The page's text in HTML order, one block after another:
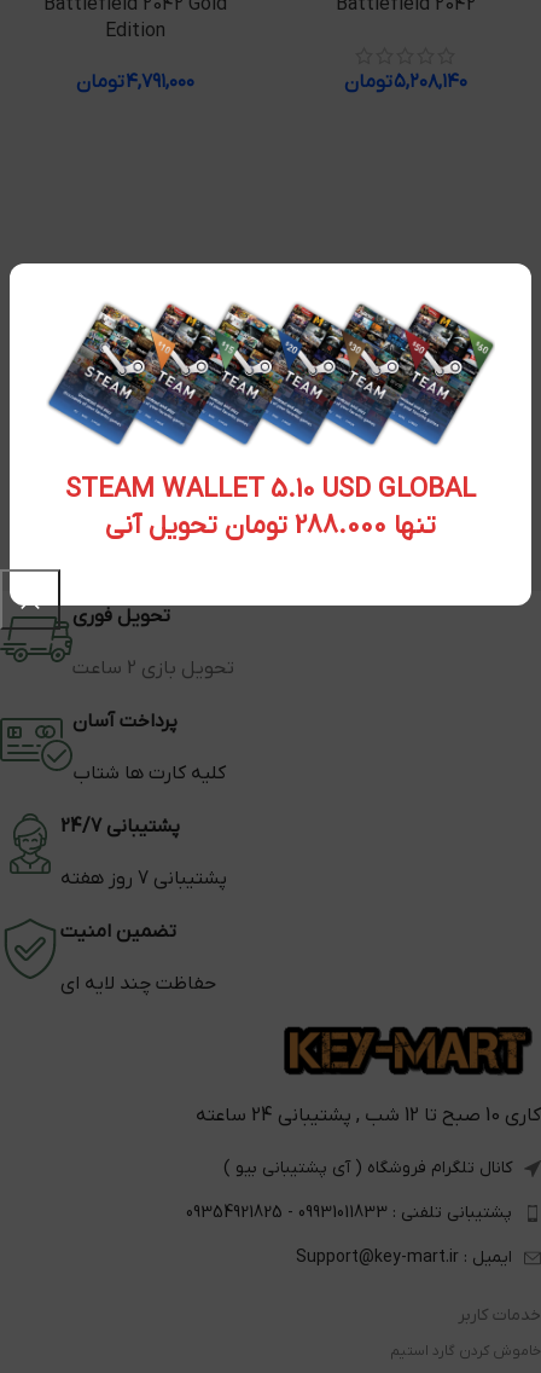
STEAM WALLET 5.10 USD GLOBAL
تنها 288.000 تومان تحویل آنی
۵,۲۰۸,۱۴۰تومان
Edition
۴,۷۹۱,۰۰۰تومان
تحویل فوری
تحویل بازی 2 ساعت
پرداخت آسان
کلیه کارت ها شتاب
پشتیبانی 24/7
پشتیبانی 7 روز هفته
تضمین امنیت
حفاظت چند لایه ای
کاری 10 صبح تا 12 شب , پشتیبانی 24 ساعته
کانال تلگرام فروشگاه ( آی پشتیبانی بیو )
پشتیبانی تلفنی : 09931011833 - 09354921825
ایمیل : Support@key-mart.ir
خدمات کاربر
خاموش کردن گارد استیم